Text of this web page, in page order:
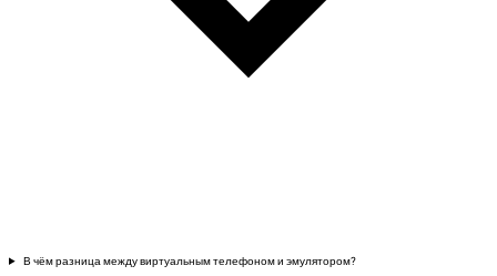
В чём разница между виртуальным телефоном и эмулятором?